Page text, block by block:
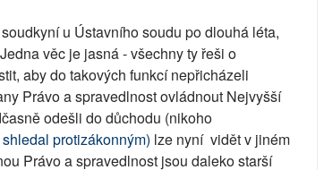
u Ústavního soudu po dlouhá léta,
věc je jasná - všechny ty řeši o
aby do takových funkcí nepřicházeli
Právo a spravedlnost ovládnout Nejvyšší
odešli do důchodu (nikoho
protizákonným) lze nyní vidět v jiném
Právo a spravedlnost jsou daleko starší